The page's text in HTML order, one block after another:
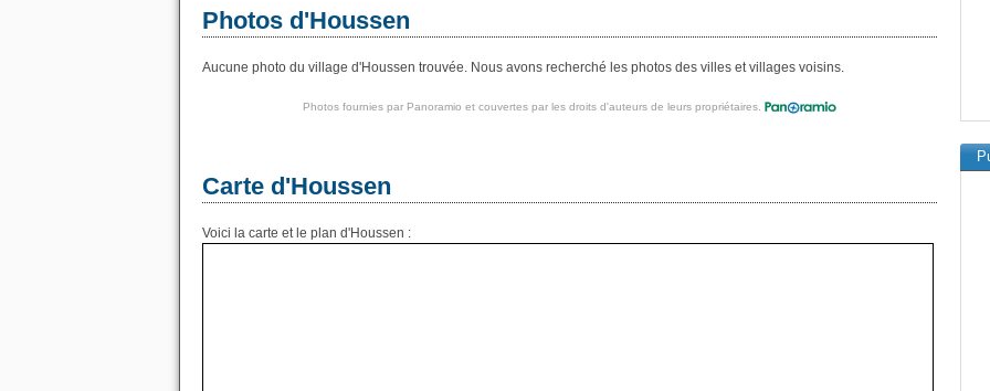
Photos d'Houssen
Aucune photo du village d'Houssen trouvée. Nous avons recherché les photos des villes et villages voisins.
Photos fournies par Panoramio et couvertes par les droits d'auteurs de leurs propriétaires.
Carte d'Houssen
Voici la carte et le plan d'Houssen :